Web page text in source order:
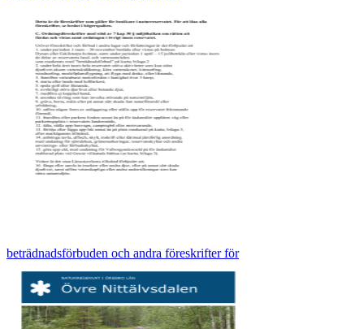
beträdnadsförbuden och andra föreskrifter för